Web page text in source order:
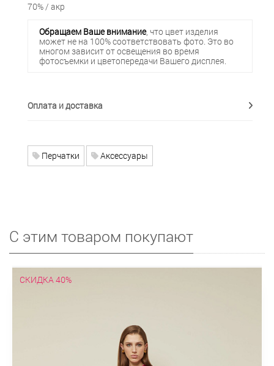
70% / акр
Обращаем Ваше внимание, что цвет изделия
может не на 100% соответствовать фото. Это во
многом зависит от освещения во время
фотосъемки и цветопередачи Вашего дисплея.
Оплата и доставка
Перчатки Аксессуары
С этим товаром покупают
СКИДКА 40%